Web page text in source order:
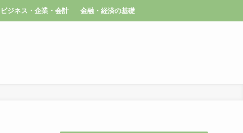
ビジネス・企業・会計 金融・経済の基礎